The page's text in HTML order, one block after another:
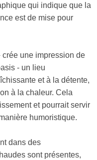
qui indique que la
est de mise pour
crée une impression de
- un lieu
et à la détente,
à la chaleur. Cela
et pourrait servir
humoristique.
dans des
sont présentes,